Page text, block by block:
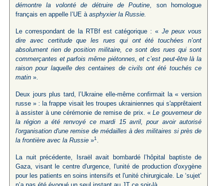
démontre la volonté de détruire de Poutine, son homologue
français en appelle l’UE à asphyxier la Russie.
Le correspondant de la RTBf est catégorique : « Je peux vous
dire avec certitude que les rues qui ont été touchées n’ont
absolument rien de position militaire, ce sont des rues qui sont
commerçantes et parfois même piétonnes, et c’est peut-être là la
raison pour laquelle des centaines de civils ont été touchés ce
matin ».
Deux jours plus tard, l’Ukraine elle-même confirmait la « version
russe » : la frappe visait les troupes ukrainiennes qui s'apprêtaient
à assister à une cérémonie de remise de prix. «Le gouverneur de
la région a été renvoyé ce mardi 15 avril, pour avoir autorisé
l'organisation d'une remise de médailles à des militaires si près de
la frontière avec la Russie »1 .
La nuit précédente, Israël avait bombardé l’hôpital baptiste de
Gaza, visant le centre d'urgence, l'unité de production d'oxygène
pour les patients en soins intensifs et l'unité chirurgicale. Le ‘sujet’